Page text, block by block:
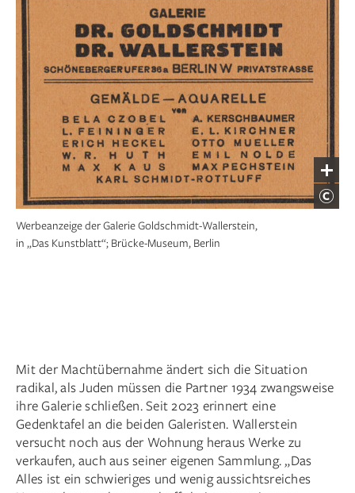
Werbeanzeige der Galerie Goldschmidt-Wallerstein,
in „Das Kunstblatt“; Brücke-Museum, Berlin
Mit der Machtübernahme ändert sich die Situation
radikal, als Juden müssen die Partner 1934 zwangsweise
ihre Galerie schließen. Seit 2023 erinnert eine
Gedenktafel an die beiden Galeristen. Wallerstein
versucht noch aus der Wohnung heraus Werke zu
verkaufen, auch aus seiner eigenen Sammlung. „Das
Alles ist ein schwieriges und wenig aussichtsreiches